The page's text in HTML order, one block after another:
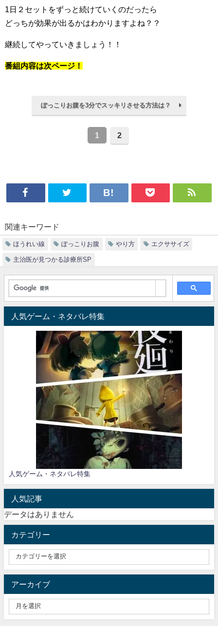
1日２セットをずっと続けていくのだったら
どっちが効果が出るかはわかりますよね？？
継続してやっていきましょう！！
番組内容は次ページ！
ぽっこりお腹を3分でスッキリさせる方法は？
1 2
関連キーワード
ほうれい線 ぽっこりお腹 やり方 エクササイズ
主治医が見つかる診療所SP
人気ゲーム・ネタバレ特集
人気ゲーム・ネタバレ特集
人気記事
データはありません
カテゴリー
アーカイブ